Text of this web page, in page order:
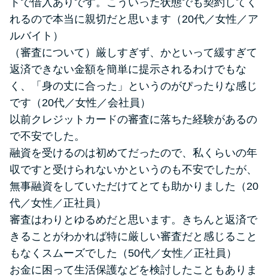
トで借入ありです。こういった状態でも契約してく
れるので本当に親切だと思います（20代／女性／ア
ルバイト）
（審査について）厳しすぎず、かといって緩すぎて
返済できない金額を簡単に提示されるわけでもな
く、「身の丈に合った」というのがぴったりな感じ
です（20代／女性／会社員）
以前クレジットカードの審査に落ちた経験があるの
で不安でした。
融資を受けるのは初めてだったので、私くらいの年
収ですと受けられないかというのも不安でしたが、
無事融資をしていただけてとても助かりました（20
代／女性／正社員）
審査はわりとゆるめだと思います。きちんと返済で
きることがわかれば特に厳しい審査だと感じること
もなくスムーズでした（50代／女性／正社員）
お金に困って生活保護などを検討したこともありま